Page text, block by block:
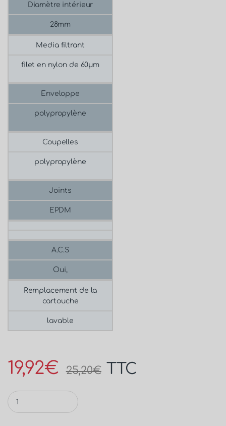
Diamètre intérieur
28mm
Media filtrant
filet en nylon de 60μm
Enveloppe
polypropylène
Coupelles
polypropylène
Joints
EPDM
A.C.S
Oui,
Remplacement de la
cartouche
lavable
19,92€ 25,20€ TTC